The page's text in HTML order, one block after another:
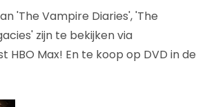
'The Vampire Diaries', 'The
zijn te bekijken via
HBO Max! En te koop op DVD in de